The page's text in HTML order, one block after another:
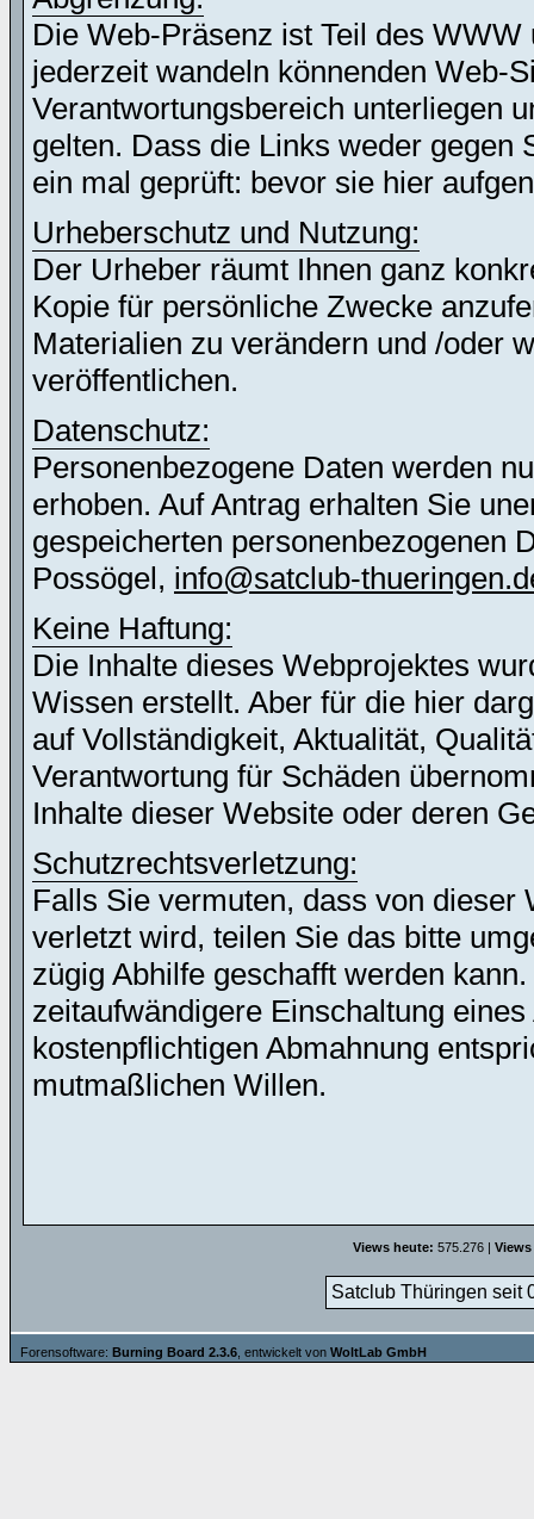
Die Web-Präsenz ist Teil des
jederzeit wandeln könnenden Web-
Verantwortungsbereich unterliegen
gelten. Dass die Links weder gegen
ein mal geprüft: bevor sie hier
Urheberschutz und Nutzung:
Der Urheber räumt Ihnen ganz
Kopie für persönliche Zwecke
Materialien zu verändern und /oder
veröffentlichen.
Datenschutz:
Personenbezogene Daten werden
erhoben. Auf Antrag erhalten Sie
gespeicherten personenbezogenen
Possögel, info@satclub-
Keine Haftung:
Die Inhalte dieses Webprojektes
Wissen erstellt. Aber für die hier
auf Vollständigkeit, Aktualität,
Verantwortung für Schäden
Inhalte dieser Website oder deren
Schutzrechtsverletzung:
Falls Sie vermuten, dass von
verletzt wird, teilen Sie das bitte
zügig Abhilfe geschafft werden
zeitaufwändigere Einschaltung
kostenpflichtigen Abmahnung
mutmaßlichen Willen.
Views heute: 575.276 |
Satclub Thüringen seit
Forensoftware: Burning Board 2.3.6 , entwickelt von WoltLab GmbH